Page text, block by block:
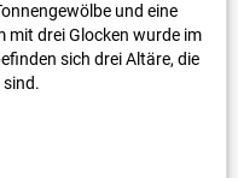
und eine
mit drei Glocken wurde im
sich drei Altäre, die
sind.